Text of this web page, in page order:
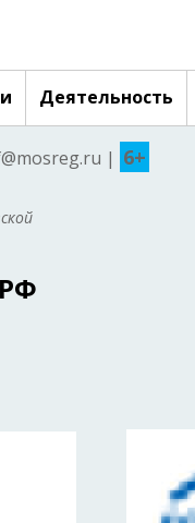
Деятельность
| 6+